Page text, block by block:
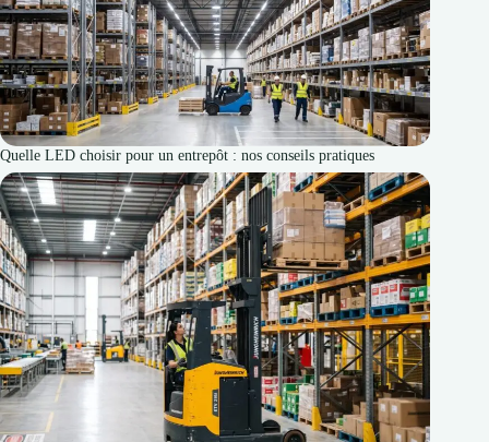
Quelle LED choisir pour un entrepôt : nos conseils pratiques